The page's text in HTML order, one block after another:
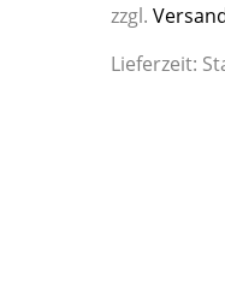
zzgl.
Lieferzeit: